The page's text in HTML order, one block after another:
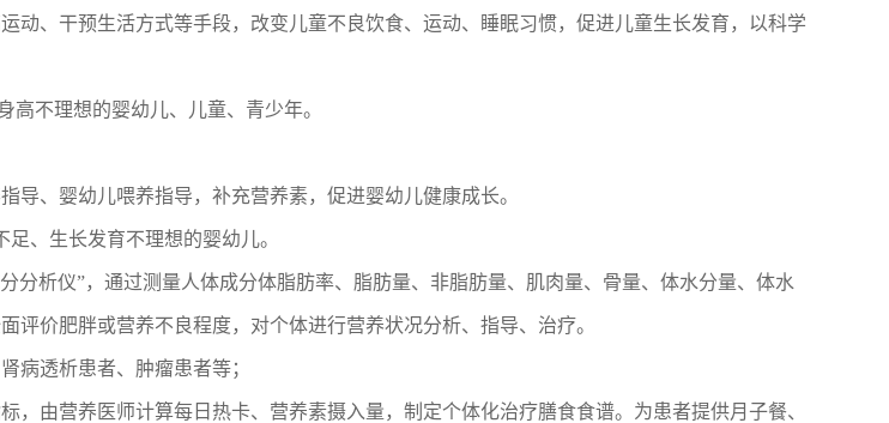
动、干预生活方式等手段，改变儿童不良饮食、运动、睡眠习惯，促进儿童生长发育，以科学
不理想的婴幼儿、儿童、青少年。
导、婴幼儿喂养指导，补充营养素，促进婴幼儿健康成长。
、生长发育不理想的婴幼儿。
分析仪”，通过测量人体成分体脂肪率、脂肪量、非脂肪量、肌肉量、骨量、体水分量、体水
价肥胖或营养不良程度，对个体进行营养状况分析、指导、治疗。
病透析患者、肿瘤患者等；
，由营养医师计算每日热卡、营养素摄入量，制定个体化治疗膳食食谱。为患者提供月子餐、